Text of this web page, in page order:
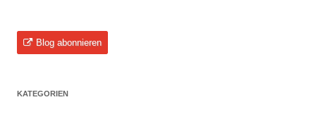
Blog abonnieren
KATEGORIEN